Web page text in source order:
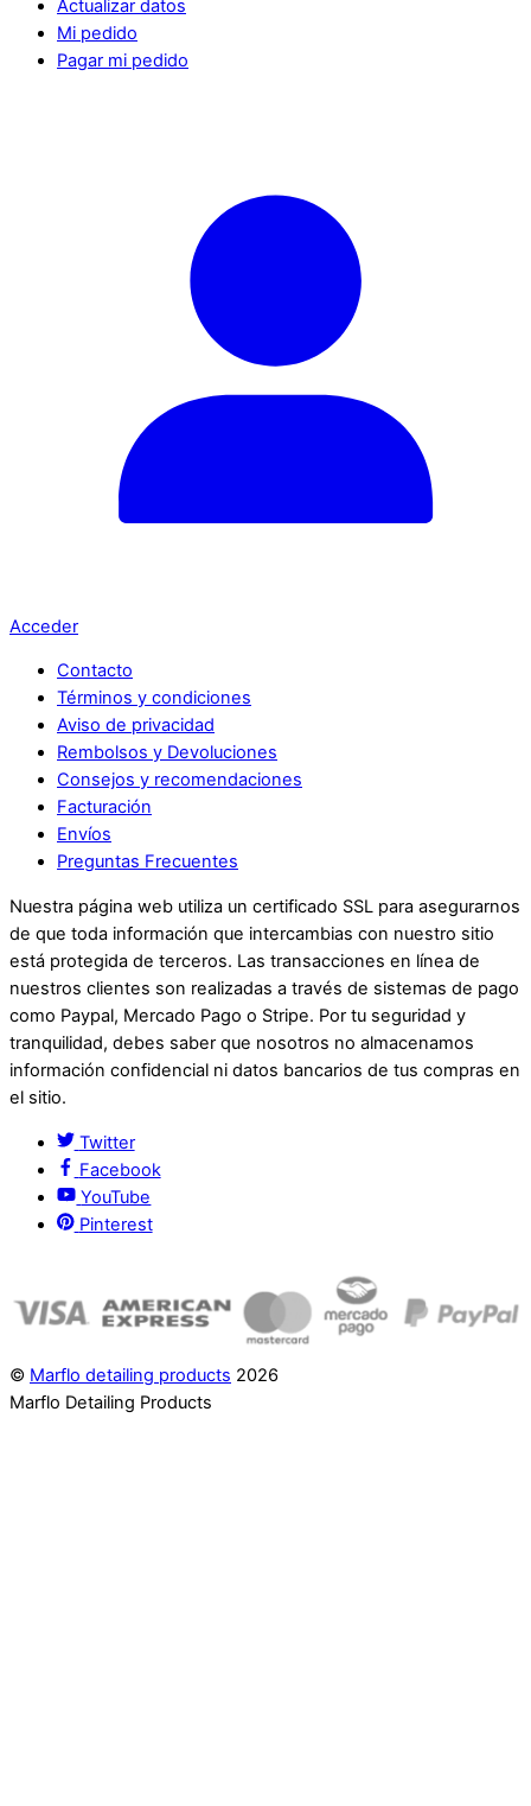
Actualizar datos
Mi pedido
Pagar mi pedido
Acceder
Contacto
Términos y condiciones
Aviso de privacidad
Rembolsos y Devoluciones
Consejos y recomendaciones
Facturación
Envíos
Preguntas Frecuentes
Nuestra página web utiliza un certificado SSL para asegurarnos
de que toda información que intercambias con nuestro sitio
está protegida de terceros. Las transacciones en línea de
nuestros clientes son realizadas a través de sistemas de pago
como Paypal, Mercado Pago o Stripe. Por tu seguridad y
tranquilidad, debes saber que nosotros no almacenamos
información confidencial ni datos bancarios de tus compras en
el sitio.
Twitter
Facebook
YouTube
Pinterest
© Marflo detailing products 2026
Marflo Detailing Products